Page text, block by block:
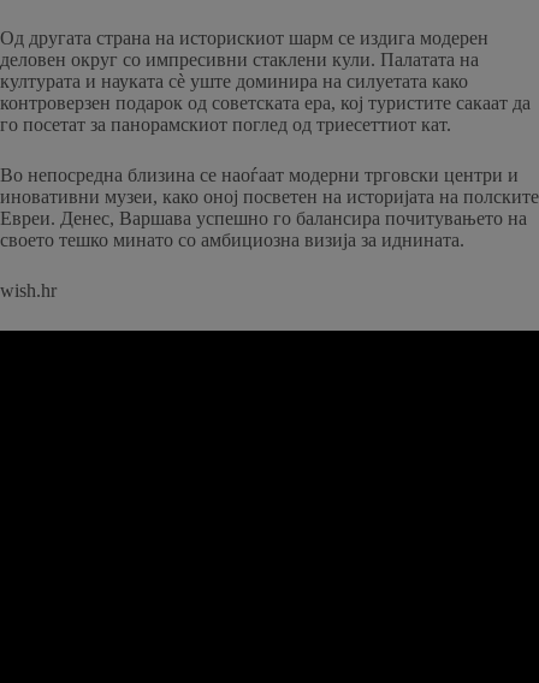
Од другата страна на историскиот шарм се издига модерен
деловен округ со импресивни стаклени кули. Палатата на
културата и науката сè уште доминира на силуетата како
контроверзен подарок од советската ера, кој туристите сакаат да
го посетат за панорамскиот поглед од триесеттиот кат.
Во непосредна близина се наоѓаат модерни трговски центри и
иновативни музеи, како оној посветен на историјата на полските
Евреи. Денес, Варшава успешно го балансира почитувањето на
своето тешко минато со амбициозна визија за иднината.
wish.hr